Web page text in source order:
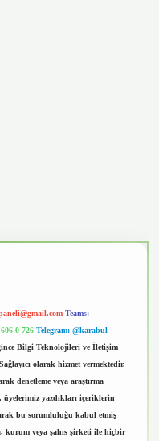
Teams:
0 726 Telegram: @karabul
Bilgi Teknolojileri ve İletişim
olarak hizmet vermektedir.
denetleme veya araştırma
yazdıkları içeriklerin
bu sorumluluğu kabul etmiş
kurum veya şahıs şirketi ile hiçbir